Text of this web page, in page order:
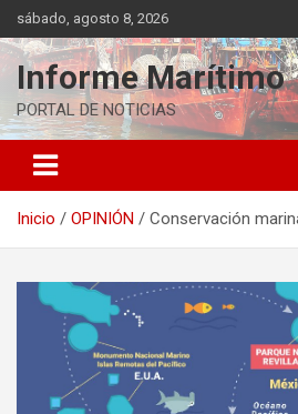
Saltar
al
contenido
sábado, agosto 8, 2026
Informe Marítimo
PORTAL DE NOTICIAS
Inicio OPINIÓN Conservación